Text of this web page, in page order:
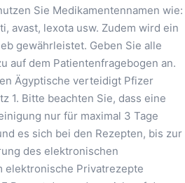
Sie Medikamentennamen wie:
avast, lexota usw. Zudem wird ein
gewährleistet. Geben Sie alle
auf dem Patientenfragebogen an.
Ägyptische verteidigt Pfizer
1. Bitte beachten Sie, dass eine
nur für maximal 3 Tage
es sich bei den Rezepten, bis zur
des elektronischen
elektronische Privatrezepte